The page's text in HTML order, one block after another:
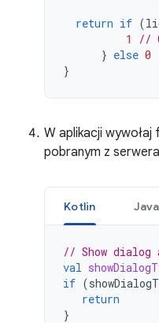
return if (
1
//
} else 0
}
W aplikacji wywołaj
pobranym z
Kotlin Java
// Show dialog
val
if (
return
}